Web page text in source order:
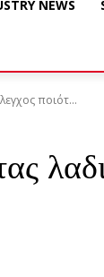
NEWS
ποιότ...